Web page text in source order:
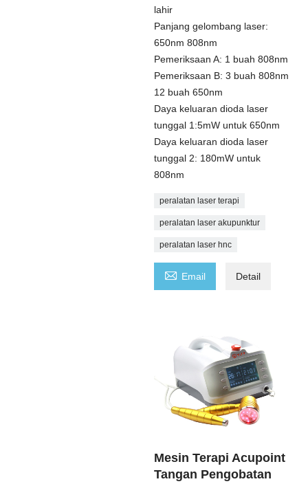
lahir
Panjang gelombang laser:
650nm 808nm
Pemeriksaan A: 1 buah 808nm
Pemeriksaan B: 3 buah 808nm
12 buah 650nm
Daya keluaran dioda laser
tunggal 1:5mW untuk 650nm
Daya keluaran dioda laser
tunggal 2: 180mW untuk
808nm
peralatan laser terapi
peralatan laser akupunktur
peralatan laser hnc
 Email Detail
Mesin Terapi Acupoint
Tangan Pengobatan